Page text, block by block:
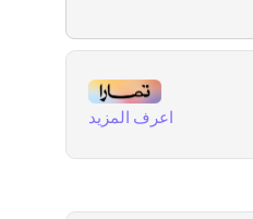
اعرف المزيد